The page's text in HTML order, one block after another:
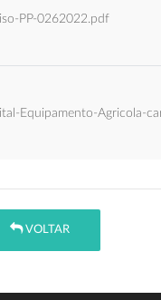
PP-0262022.pdf
Equipamento-Agricola-
VOLTAR